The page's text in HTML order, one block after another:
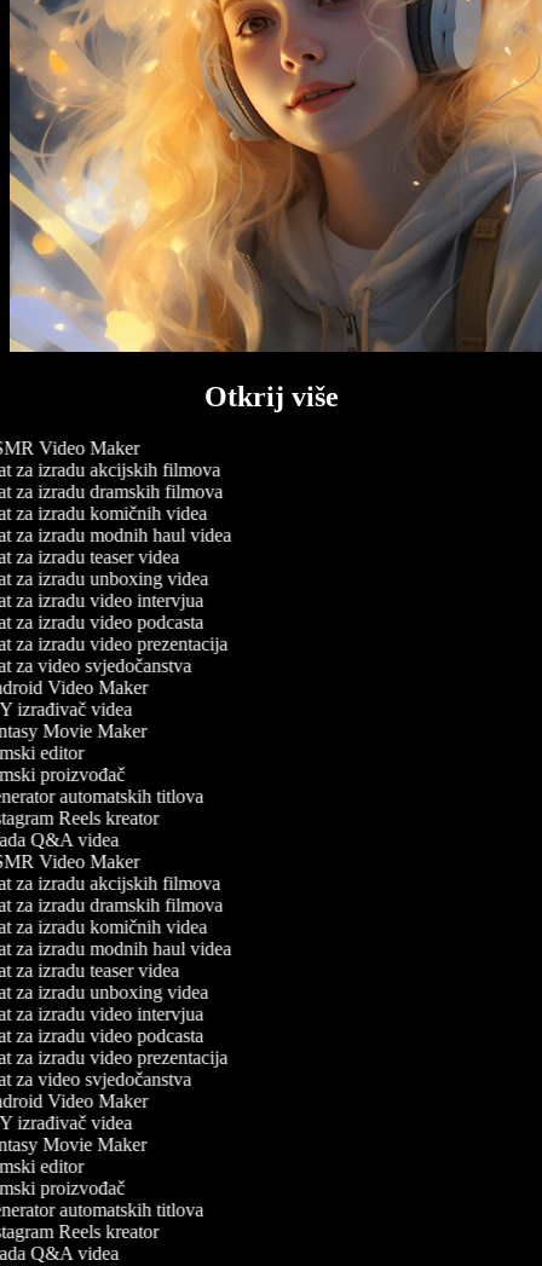
Otkrij više
Video Maker
za izradu akcijskih filmova
za izradu dramskih filmova
za izradu komičnih videa
za izradu modnih haul videa
za izradu teaser videa
za izradu unboxing videa
za izradu video intervjua
za izradu video podcasta
za izradu video prezentacija
za video svjedočanstva
Video Maker
izrađivač videa
Movie Maker
editor
proizvođač
automatskih titlova
Reels kreator
Q&A videa
Video Maker
za izradu akcijskih filmova
za izradu dramskih filmova
za izradu komičnih videa
za izradu modnih haul videa
za izradu teaser videa
za izradu unboxing videa
za izradu video intervjua
za izradu video podcasta
za izradu video prezentacija
za video svjedočanstva
Video Maker
izrađivač videa
Movie Maker
editor
proizvođač
automatskih titlova
Reels kreator
Q&A videa